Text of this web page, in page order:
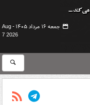
جمعه ۱۶ مرداد ۱۴۰۵ -
Aug
7 2026